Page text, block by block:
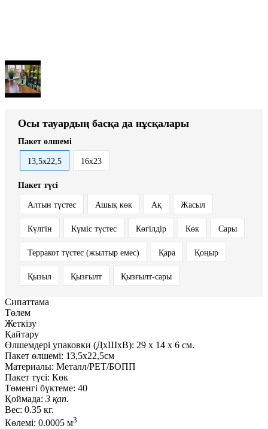
Осы тауардың басқа да нұсқалары
Пакет өлшемі
13,5х22,5 16х23
Пакет түсі
Алтын түстес Ашық көк Ақ Жасыл
Күлгін Күміс түстес Көгілдір Көк Сары
Терракот түстес (жылтыр емес) Қара Қоңыр
Қызыл Қызғылт Қызғылт-сары
Сипаттама
Төлем
Жеткізу
Қайтару
Өлшемдері упаковки (ДxШxВ): 29 x 14 x 6 см.
Пакет өлшемі: 13,5х22,5см
Материалы: Металл/PET/БОПП
Пакет түсі: Көк
Төменгі бүктеме: 40
Қоймада: 3 қап.
Вес: 0.35 кг.
Көлемі: 0.0005 м3